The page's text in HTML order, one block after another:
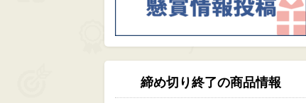
締め切り終了の商品情報